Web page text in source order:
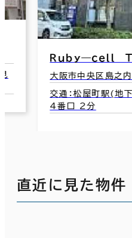
Ｒｕｂｙ―ｃｅｌｌ
大阪市中央区島之
交通：松屋町駅(地
4番口 2分
直近に見た物件